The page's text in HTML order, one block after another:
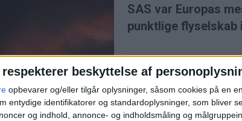
respekterer beskyttelse af
opbevarer og/eller tilgår oplysninger, såsom cookies på en
entydige identifikatorer og standardoplysninger, som bliver
og indhold, annonce- og indholdsmåling og
SAS var Europas
punktlige flyselskab